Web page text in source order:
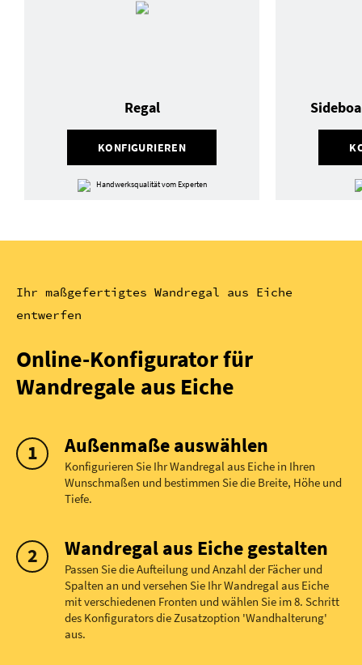
KONFIGURIEREN
Regal
Handwerksqualität vom Experten
Ihr maßgefertigtes Wandregal aus Eiche
entwerfen
Online-Konfigurator für
Wandregale aus Eiche
Außenmaße auswählen
Konfigurieren Sie Ihr Wandregal aus Eiche in Ihren
Wunschmaßen und bestimmen Sie die Breite, Höhe und
Tiefe.
Wandregal aus Eiche gestalten
Passen Sie die Aufteilung und Anzahl der Fächer und
Spalten an und versehen Sie Ihr Wandregal aus Eiche
mit verschiedenen Fronten und wählen Sie im 8. Schritt
des Konfigurators die Zusatzoption 'Wandhalterung'
aus.